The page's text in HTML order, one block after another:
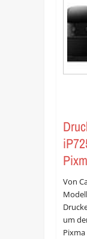
Von
um